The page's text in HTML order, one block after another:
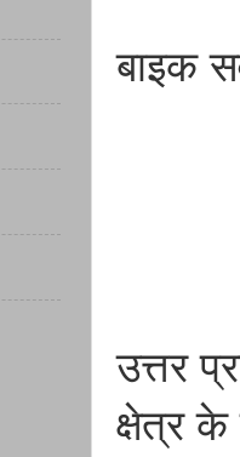
बाइक
उत्तर
क्षेत्र